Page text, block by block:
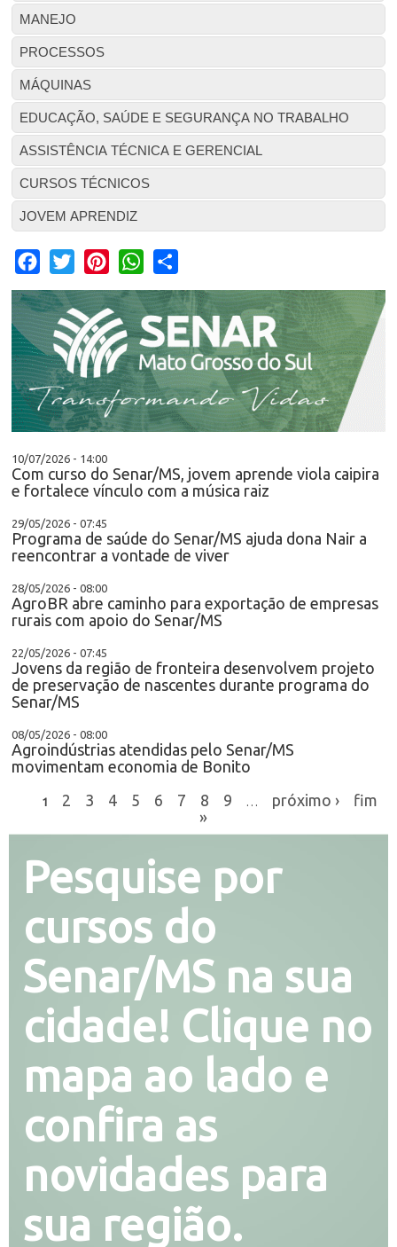
MANEJO
PROCESSOS
MÁQUINAS
EDUCAÇÃO, SAÚDE E SEGURANÇA NO TRABALHO
ASSISTÊNCIA TÉCNICA E GERENCIAL
CURSOS TÉCNICOS
JOVEM APRENDIZ
Facebook
Twitter PinterestWhatsApp
10/07/2026 - 14:00
Com curso do Senar/MS, jovem aprende viola caipira
e fortalece vínculo com a música raiz
29/05/2026 - 07:45
Programa de saúde do Senar/MS ajuda dona Nair a
reencontrar a vontade de viver
28/05/2026 - 08:00
AgroBR abre caminho para exportação de empresas
rurais com apoio do Senar/MS
22/05/2026 - 07:45
Jovens da região de fronteira desenvolvem projeto
de preservação de nascentes durante programa do
Senar/MS
08/05/2026 - 08:00
Agroindústrias atendidas pelo Senar/MS
movimentam economia de Bonito
1 2 3 4 5 6 7 8 9 próximo ›
fim
»
Pesquise por
cursos do
Senar/MS na sua
cidade! Clique no
mapa ao lado e
confira as
novidades para
sua região.